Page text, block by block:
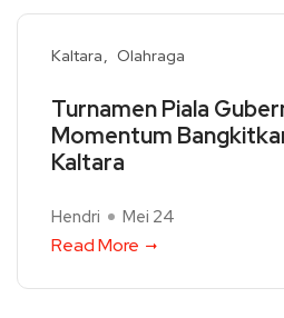
Kaltara Olahraga
Turnamen Piala
Momentum
Kaltara
Hendri Mei 24
Read More